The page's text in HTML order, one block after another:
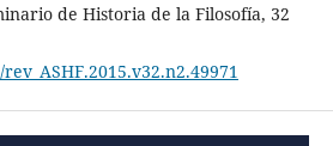
de Historia de la Filosofía, 32